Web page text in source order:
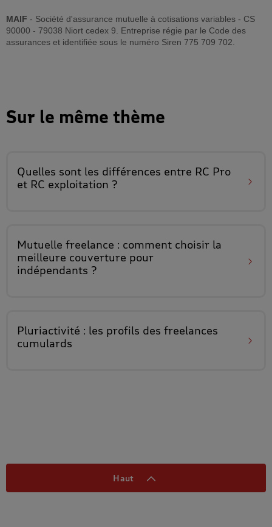
MAIF - Société d'assurance mutuelle à cotisations variables - CS
90000 - 79038 Niort cedex 9. Entreprise régie par le Code des
assurances et identifiée sous le numéro Siren 775 709 702.
Sur le même thème
Quelles sont les différences entre RC Pro
et RC exploitation ?
Mutuelle freelance : comment choisir la
meilleure couverture pour
indépendants ?
Pluriactivité : les profils des freelances
cumulards
Haut